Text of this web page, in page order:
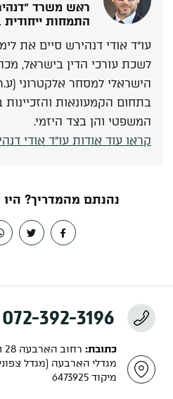
ראש משרד
התמחות ייחודית
לשכת עורכי הדין בישראל,
הישראלי למסחר אלקטרוני
בתחום הקמעונאות והזכיינות
המשפטי והן בצד היזמי.
קראו עוד אודות עו"ד אודי
נהנתם מהמדריך?
כתובת: רחוב הארבעה 28 תל אביב,
מגדלי הארבעה (מגדל
מיקוד 6473925
072-392-3196